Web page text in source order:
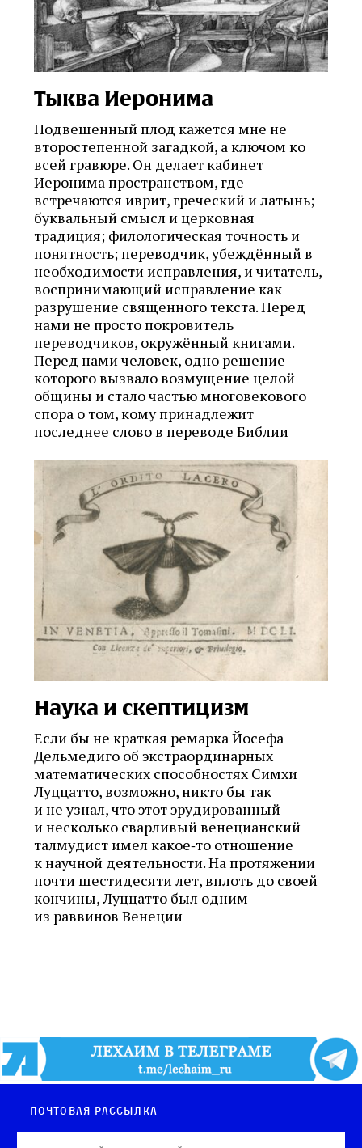
Тыква Иеронима
Подвешенный плод кажется мне не
второстепенной загадкой, а ключом ко
всей гравюре. Он делает кабинет
Иеронима пространством, где
встречаются иврит, греческий и латынь;
буквальный смысл и церковная
традиция; филологическая точность и
понятность; переводчик, убеждённый в
необходимости исправления, и читатель,
воспринимающий исправление как
разрушение священного текста. Перед
нами не просто покровитель
переводчиков, окружённый книгами.
Перед нами человек, одно решение
которого вызвало возмущение целой
общины и стало частью многовекового
спора о том, кому принадлежит
последнее слово в переводе Библии
Наука и скептицизм
Если бы не краткая ремарка Йосефа
Дельмедиго об экстраординарных
математических способностях Симхи
Луццатто, возможно, никто бы так
и не узнал, что этот эрудированный
и несколько сварливый венецианский
талмудист имел какое‑то отношение
к научной деятельности. На протяжении
почти шестидесяти лет, вплоть до своей
кончины, Луццатто был одним
из раввинов Венеции
Почтовая рассылка